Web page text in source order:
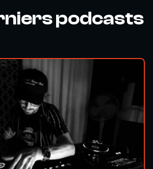
podcasts